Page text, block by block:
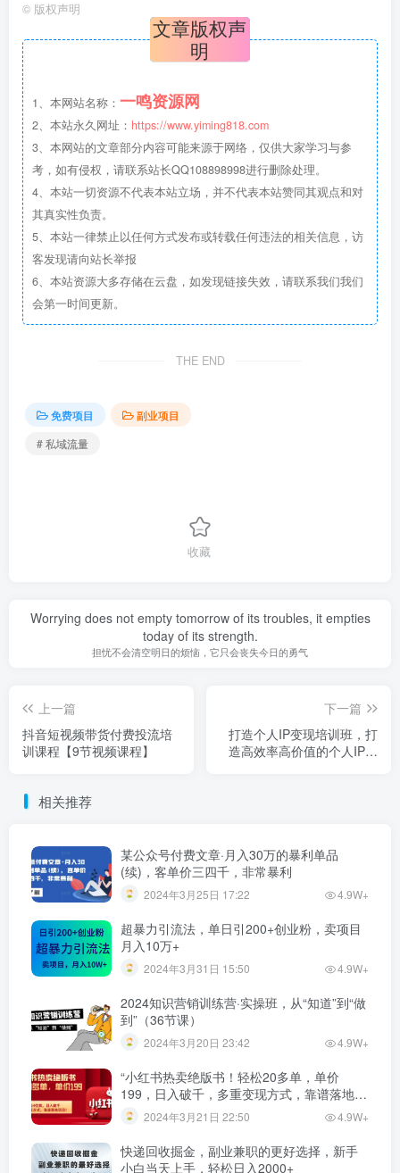
© 版权声明
文章版权声
明
1、本网站名称： 一鸣资源网
2、本站永久网址： https://www.yiming818.com
3、本网站的文章部分内容可能来源于网络，仅供大家学习与参
考，如有侵权，请联系站长QQ108898998进行删除处理。
4、本站一切资源不代表本站立场，并不代表本站赞同其观点和对
其真实性负责。
5、本站一律禁止以任何方式发布或转载任何违法的相关信息，访
客发现请向站长举报
6、本站资源大多存储在云盘，如发现链接失效，请联系我们我们
会第一时间更新。
THE END
免费项目
副业项目
# 私域流量
收藏
Worrying does not empty tomorrow of its troubles, it empties
today of its strength.
担忧不会清空明日的烦恼，它只会丧失今日的勇气
上一篇
抖音短视频带货付费投流培
训课程【9节视频课程】
下一篇
打造个人IP变现培训班，打
造高效率高价值的个人IP内
相关推荐
某公众号付费文章·月入30万的暴利单品
(续)，客单价三四千，非常暴利
2024年3月25日 17:22 4.9W+
超暴力引流法，单日引200+创业粉，卖项目
月入10万+
2024年3月31日 15:50 4.9W+
2024知识营销训练营·实操班，从“知道”到“做
到”（36节课）
2024年3月20日 23:42 4.9W+
“小红书热卖绝版书！轻松20多单，单价
199，日入破千，多重变现方式，靠谱落地项
目！”2024年3月21日 22:50 4.9W+
快递回收掘金，副业兼职的更好选择，新手
小白当天上手，轻松日入2000+